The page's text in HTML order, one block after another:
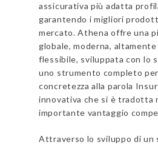
assicurativa più adatta
garantendo i migliori
mercato. Athena offre una
globale, moderna,
flessibile, sviluppata con lo
uno strumento completo
concretezza alla parola
innovativa che si è tradotta
importante vantaggio
Attraverso lo sviluppo di un